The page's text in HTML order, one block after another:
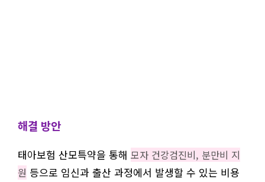
해결 방안
태아보험 산모특약을 통해 모자 건강검진비, 분만비 지
원 등으로 임신과 출산 과정에서 발생할 수 있는 비용